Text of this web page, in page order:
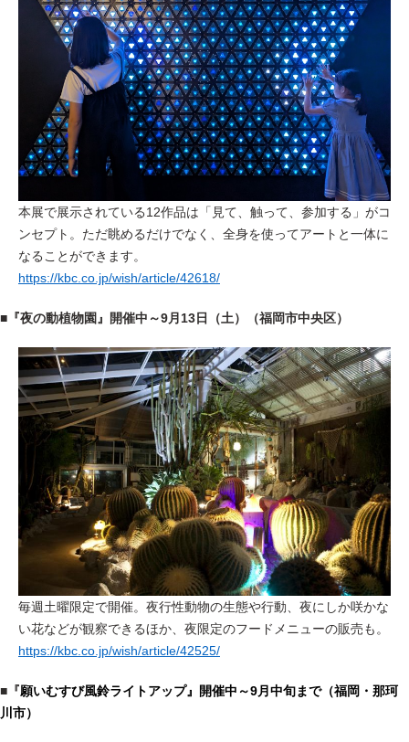
本展で展示されている12作品は「見て、触って、参加する」がコ
ンセプト。ただ眺めるだけでなく、全身を使ってアートと一体に
なることができます。
https://kbc.co.jp/wish/article/42618/
■『夜の動植物園』開催中～9月13日（土）（福岡市中央区）
毎週土曜限定で開催。夜行性動物の生態や行動、夜にしか咲かな
い花などが観察できるほか、夜限定のフードメニューの販売も。
https://kbc.co.jp/wish/article/42525/
■『願いむすび風鈴ライトアップ』開催中～9月中旬まで（福岡・那珂
川市）